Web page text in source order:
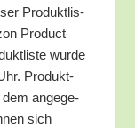
Pro­dukt­lis­
Pro­duct
wur­de
Pro­dukt­
dem ange­ge­
sich